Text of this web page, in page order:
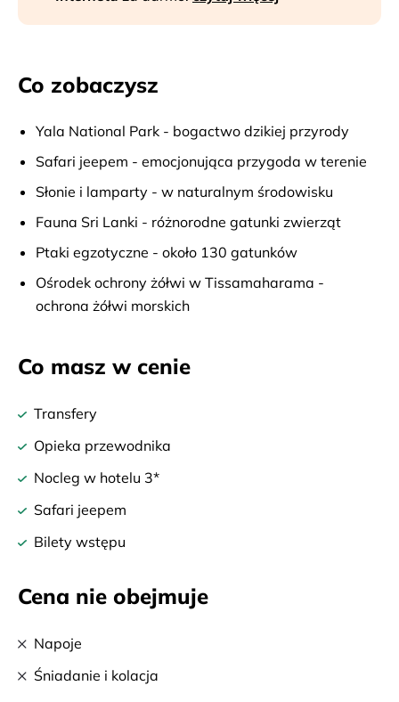
Co zobaczysz
Yala National Park - bogactwo dzikiej przyrody
Safari jeepem - emocjonująca przygoda w terenie
Słonie i lamparty - w naturalnym środowisku
Fauna Sri Lanki - różnorodne gatunki zwierząt
Ptaki egzotyczne - około 130 gatunków
Ośrodek ochrony żółwi w Tissamaharama -
ochrona żółwi morskich
Co masz w cenie
Transfery
Opieka przewodnika
Nocleg w hotelu 3*
Safari jeepem
Bilety wstępu
Cena nie obejmuje
Napoje
Śniadanie i kolacja